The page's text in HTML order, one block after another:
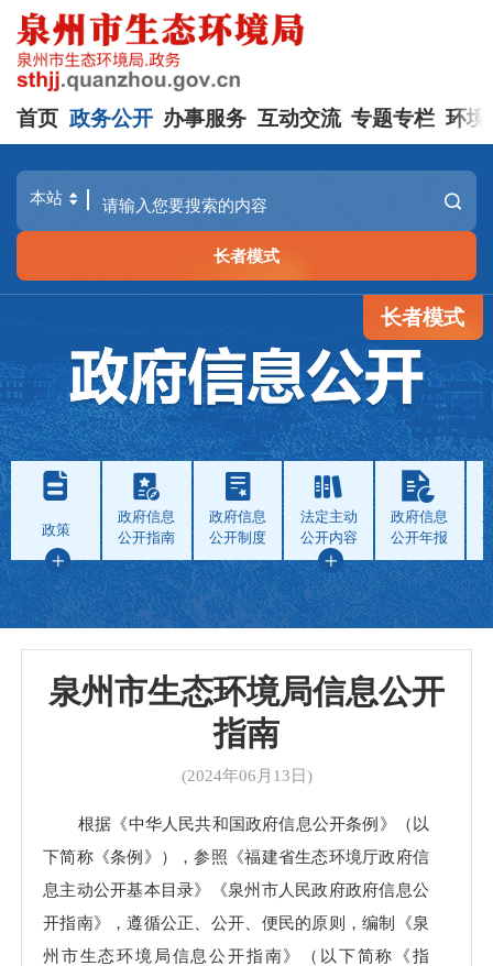
首页 政务公开 办事服务 互动交流 专题专栏 环境
长者模式
长者模式
政策
政府信息
公开指南
政府信息
公开制度
法定主动
公开内容
政府信息
公开年报
泉州市生态环境局信息公开
指南
(2024年06月13日)
根据《中华人民共和国政府信息公开条例》（以
下简称《条例》），参照《福建省生态环境厅政府信
息主动公开基本目录》《泉州市人民政府政府信息公
开指南》，遵循公正、公开、便民的原则，编制《泉
州市生态环境局信息公开指南》（以下简称《指